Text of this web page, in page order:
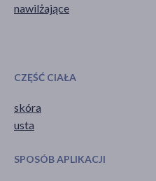
nawilżające
CZĘŚĆ CIAŁA
skóra
usta
SPOSÓB APLIKACJI